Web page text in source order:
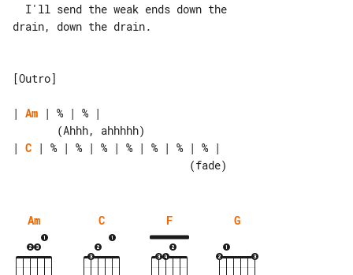
drain, down the drain.
[Outro]
| Am | % | % |
| C | % | % | % | % | % | % | % |
Am C F G